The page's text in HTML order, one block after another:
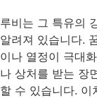
루비는 그 특유의
알려져 있습니다.
이나 열정이 극대
나 상처를 받는 장
할 수 있습니다. 이